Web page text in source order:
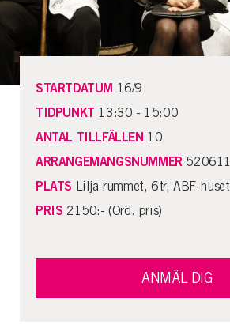
STARTDATUM 16/9
TIDPUNKT 13:30 - 15:00
ANTAL TILLFÄLLEN 10
ARRANGEMANGSNUMMER520611
PLATS Lilja-rummet, 6tr, ABF-huset
PRIS 2150:- (Ord. pris)
ANMÄL DIG